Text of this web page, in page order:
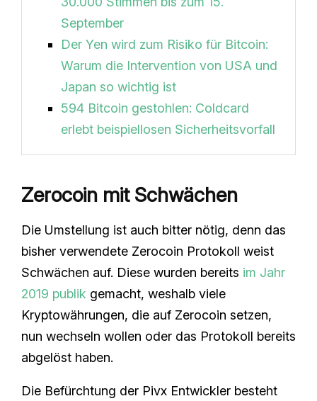
September
Der Yen wird zum Risiko für Bitcoin:
Warum die Intervention von USA und
Japan so wichtig ist
594 Bitcoin gestohlen: Coldcard
erlebt beispiellosen Sicherheitsvorfall
Zerocoin mit Schwächen
Die Umstellung ist auch bitter nötig, denn das
bisher verwendete Zerocoin Protokoll weist
Schwächen auf. Diese wurden bereits im Jahr
2019 publik gemacht, weshalb viele
Kryptowährungen, die auf Zerocoin setzen,
nun wechseln wollen oder das Protokoll bereits
abgelöst haben.
Die Befürchtung der Pivx Entwickler besteht